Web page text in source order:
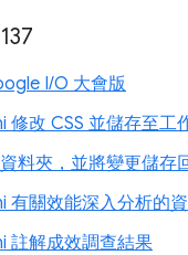
I/O 大會版
修改 CSS 並儲存至工
料夾，並將變更儲存
有關效能深入分析的
註解成效調查結果